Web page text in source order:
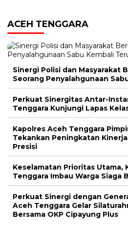
ACEH TENGGARA
Sinergi Polisi dan Masyarakat
Seorang Penyalahgunaan
Perkuat Sinergitas Antar-
Tenggara Kunjungi Lapas
Kapolres Aceh Tenggara
Tekankan Peningkatan
Presisi
Keselamatan Prioritas Utama,
Tenggara Imbau Warga Siaga
Perkuat Sinergi dengan
Aceh Tenggara Gelar
Bersama OKP Cipayung Plus